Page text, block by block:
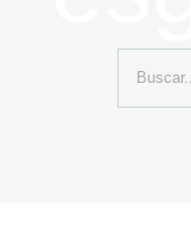
Buscar: